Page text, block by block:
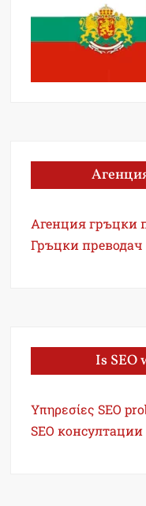
Агенция гръцки
Гръцки
Is SEO
Υπηρεσίες SEO
SEO консултации